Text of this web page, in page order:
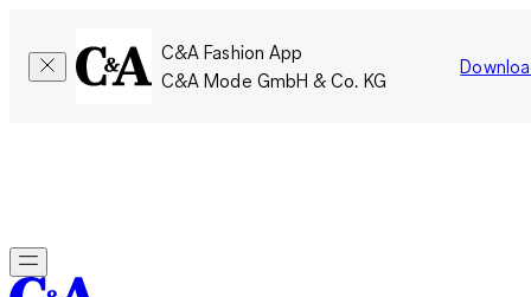
C&A Fashion App
C&A Mode GmbH & Co. KG